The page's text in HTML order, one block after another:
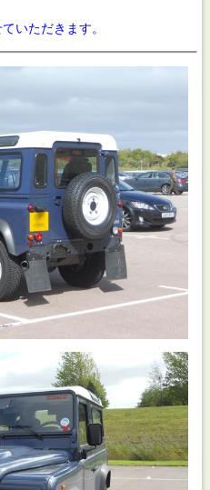
いただきます。